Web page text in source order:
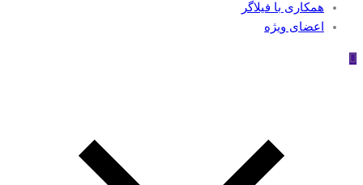
همکاری با فیلاگر
اعضای ویژه